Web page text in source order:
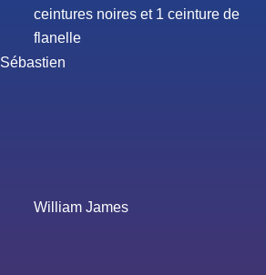
ceintures noires et 1 ceinture de
flanelle
Sébastien
William James